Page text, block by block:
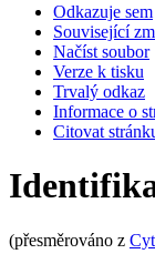
Odkazuje sem
Související
Načíst soubor
Verze k tisku
Trvalý odkaz
Informace o
Citovat
(přesměrováno z